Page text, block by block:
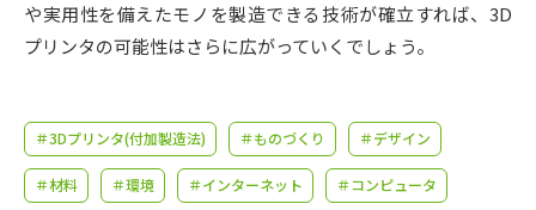
学問のミニ講義「夢ナビ講義」 学問分野解説
学問の教科書 夢ナビライブ
や実用性を備えたモノを製造できる技術が確立すれば、3D
プリンタの可能性はさらに広がっていくでしょう。
＃3Dプリンタ(付加製造法) ＃ものづくり ＃デザイン
＃材料 ＃環境 ＃インターネット ＃コンピュータ